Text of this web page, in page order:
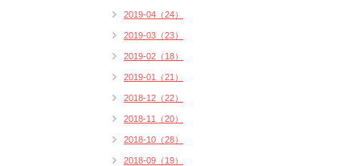
2019-04（24）
2019-03（23）
2019-02（18）
2019-01（21）
2018-12（22）
2018-11（20）
2018-10（28）
2018-09（19）